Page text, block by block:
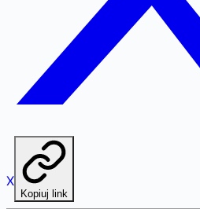
X
Kopiuj link